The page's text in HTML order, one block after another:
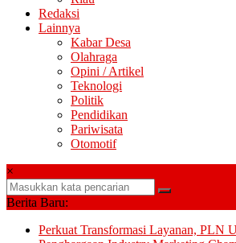
Redaksi
Lainnya
Kabar Desa
Olahraga
Opini / Artikel
Teknologi
Politik
Pendidikan
Pariwisata
Otomotif
×
Berita Baru:
Perkuat Transformasi Layanan, PLN